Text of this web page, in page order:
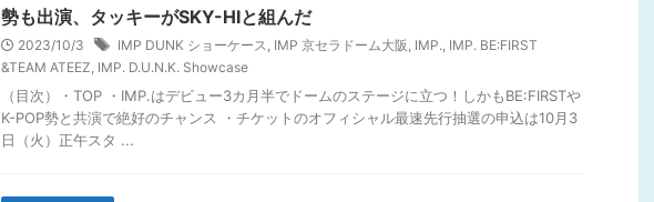
勢も出演、タッキーがSKY-HIと組んだ
2023/10/3 IMP DUNK ショーケース, IMP 京セラドーム大阪, IMP., IMP. BE:FIRST
&TEAM ATEEZ, IMP. D.U.N.K. Showcase
（目次）・TOP ・IMP.はデビュー3カ月半でドームのステージに立つ！しかもBE:FIRSTや
K-POP勢と共演で絶好のチャンス ・チケットのオフィシャル最速先行抽選の申込は10月3
日（火）正午スタ ...